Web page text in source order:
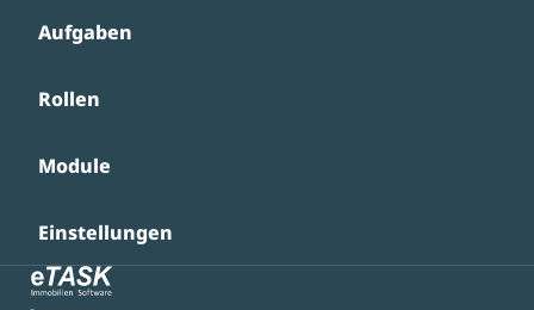
Aufgaben
Rollen
Module
Einstellungen